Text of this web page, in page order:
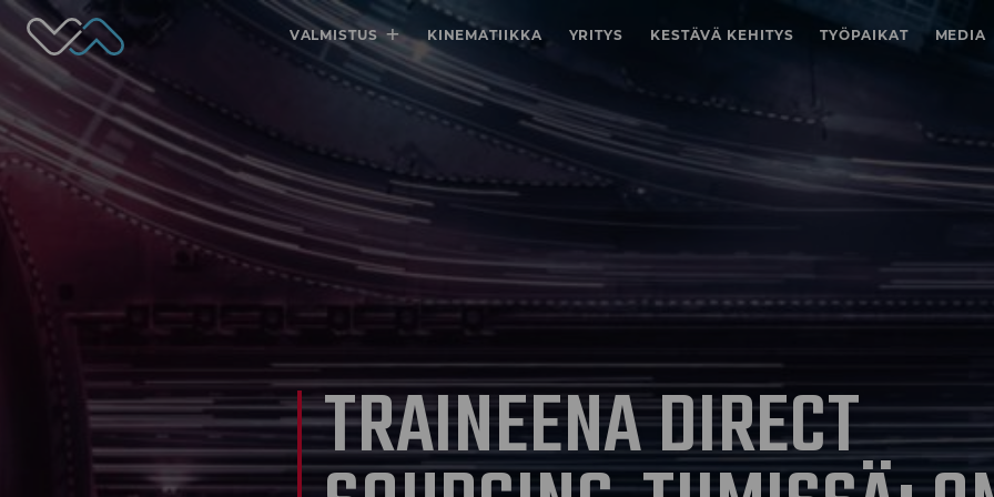
Valmet Automotive
VALMISTUS + KINEMATIIKKA YRITYS KESTÄVÄ KEHITYS TYÖPAIKAT MEDIA
TRAINEENA DIRECT